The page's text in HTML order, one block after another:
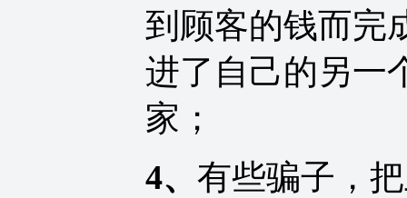
到顾客的钱而完
进了自己的另一
家；
4、 有些骗子，